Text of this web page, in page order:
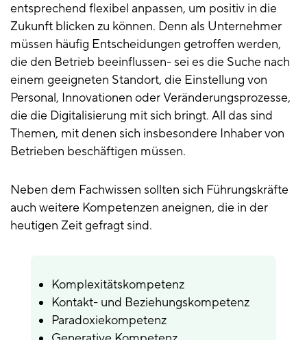
entsprechend flexibel anpassen, um positiv in die
Zukunft blicken zu können. Denn als Unternehmer
müssen häufig Entscheidungen getroffen werden,
die den Betrieb beeinflussen- sei es die Suche nach
einem geeigneten Standort, die Einstellung von
Personal, Innovationen oder Veränderungsprozesse,
die die Digitalisierung mit sich bringt. All das sind
Themen, mit denen sich insbesondere Inhaber von
Betrieben beschäftigen müssen.
Neben dem Fachwissen sollten sich Führungskräfte
auch weitere Kompetenzen aneignen, die in der
heutigen Zeit gefragt sind.
Komplexitätskompetenz
Kontakt- und Beziehungskompetenz
Paradoxiekompetenz